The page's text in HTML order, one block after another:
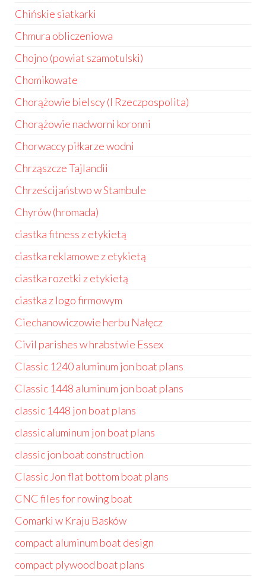
Chińskie siatkarki
Chmura obliczeniowa
Chojno (powiat szamotulski)
Chomikowate
Chorążowie bielscy (I Rzeczpospolita)
Chorążowie nadworni koronni
Chorwaccy piłkarze wodni
Chrząszcze Tajlandii
Chrześcijaństwo w Stambule
Chyrów (hromada)
ciastka fitness z etykietą
ciastka reklamowe z etykietą
ciastka rozetki z etykietą
ciastka z logo firmowym
Ciechanowiczowie herbu Nałęcz
Civil parishes w hrabstwie Essex
Classic 1240 aluminum jon boat plans
Classic 1448 aluminum jon boat plans
classic 1448 jon boat plans
classic aluminum jon boat plans
classic jon boat construction
Classic Jon flat bottom boat plans
CNC files for rowing boat
Comarki w Kraju Basków
compact aluminum boat design
compact plywood boat plans